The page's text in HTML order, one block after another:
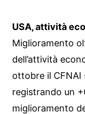
USA, attività
Miglioramento
dell’attività
ottobre il CFNAI
registrando un
miglioramento